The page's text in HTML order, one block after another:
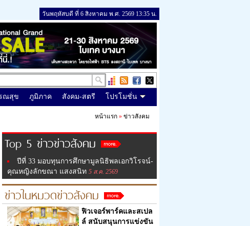
วันพฤหัสบดี ที่ 6 สิงหาคม พ.ศ. 2569 13:35 น.
ณสุข ภูมิภาค สังคม-สตรี โปรโมชั่น
หน้าแรก » ข่าวสังคม
Top 5 ข่าวข่าวสังคม
ปีที่ 33 มอบทุนการศึกษามูลนิธิพลเอกวิโรจน์-
คุณหญิงลักขณา แสงสนิท 5 ส.ค. 2569
ข่าวในหมวดข่าวสังคม
ฟิวเจอร์พาร์คและสเปล
ล์ สนับสนุนการแข่งขัน